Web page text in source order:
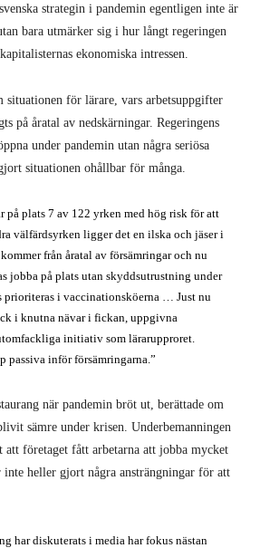
strategin i pandemin egentligen inte är
bara utmärker sig i hur långt regeringen
ekonomiska intressen.
situationen för lärare, vars arbetsuppgifter
på åratal av nedskärningar. Regeringens
under pandemin utan några seriösa
situationen ohållbar för många.
på plats 7 av 122 yrken med hög risk för att
välfärdsyrken ligger det en ilska och jäser i
från åratal av försämringar och nu
jobba på plats utan skyddsutrustning under
prioriteras i vaccinationsköerna … Just nu
i knutna nävar i fickan, uppgivna
initiativ som lärarupproret.
passiva inför försämringarna.”
när pandemin bröt ut, berättade om
sämre under krisen. Underbemanningen
att företaget fått arbetarna att jobba mycket
inte heller gjort några ansträngningar för att
har diskuterats i media har fokus nästan